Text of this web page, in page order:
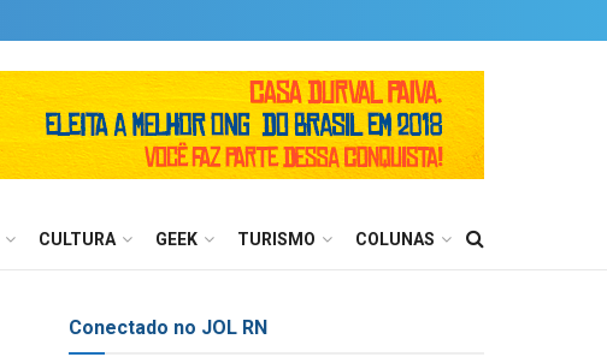
CULTURA GEEK TURISMO COLUNAS
Conectado no JOL RN